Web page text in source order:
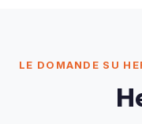
LE DOMANDE SU